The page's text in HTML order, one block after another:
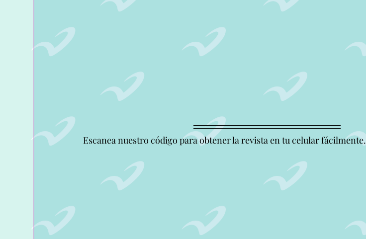
Escanea nuestro código para obtener la revista en tu celular fácilmente.